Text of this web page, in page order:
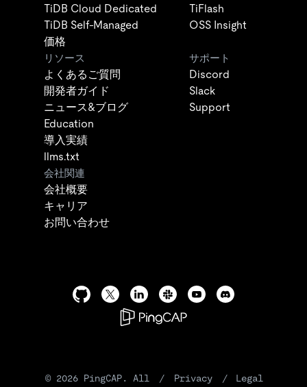
TiDB Cloud Dedicated
TiDB Self-Managed
価格
TiFlash
OSS Insight
リソース
よくあるご質問
開発者ガイド
ニュース&ブログ
Education
導入実績
llms.txt
サポート
Discord
Slack
Support
会社関連
会社概要
キャリア
お問い合わせ
© 2026PingCAP. All
/
Privacy
/ Legal